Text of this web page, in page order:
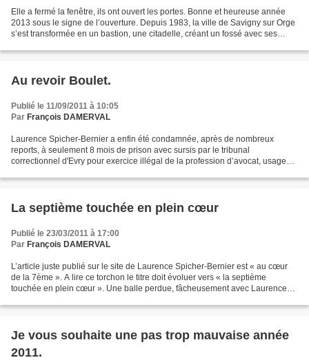
Elle a fermé la fenêtre, ils ont ouvert les portes. Bonne et heureuse année
2013 sous le signe de l’ouverture. Depuis 1983, la ville de Savigny sur Orge
s’est transformée en un bastion, une citadelle, créant un fossé avec ses
Au revoir Boulet.
Publié le 11/09/2011 à 10:05
Par François DAMERVAL
Laurence Spicher-Bernier a enfin été condamnée, après de nombreux
reports, à seulement 8 mois de prison avec sursis par le tribunal
correctionnel d'Evry pour exercice illégal de la profession d’avocat, usage
La septième touchée en plein cœur
Publié le 23/03/2011 à 17:00
Par François DAMERVAL
L’article juste publié sur le site de Laurence Spicher-Bernier est « au cœur
de la 7ème ». A lire ce torchon le titre doit évoluer vers « la septième
touchée en plein cœur ». Une balle perdue, fâcheusement avec Laurence
Je vous souhaite une pas trop mauvaise année
2011.